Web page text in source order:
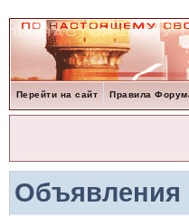
Перейти на сайт Правила
Объявления